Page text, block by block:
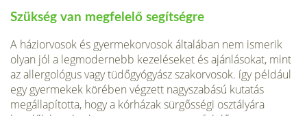
Szükség van megfelelő segítségre
A háziorvosok és gyermekorvosok általában nem ismerik
olyan jól a legmodernebb kezeléseket és ajánlásokat, mint
az allergológus vagy tüdőgyógyász szakorvosok. így például
egy gyermekek körében végzett nagyszabású kutatás
megállapította, hogy a kórházak sürgősségi osztályára